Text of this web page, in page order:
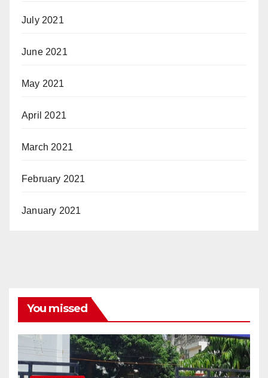
July 2021
June 2021
May 2021
April 2021
March 2021
February 2021
January 2021
You missed